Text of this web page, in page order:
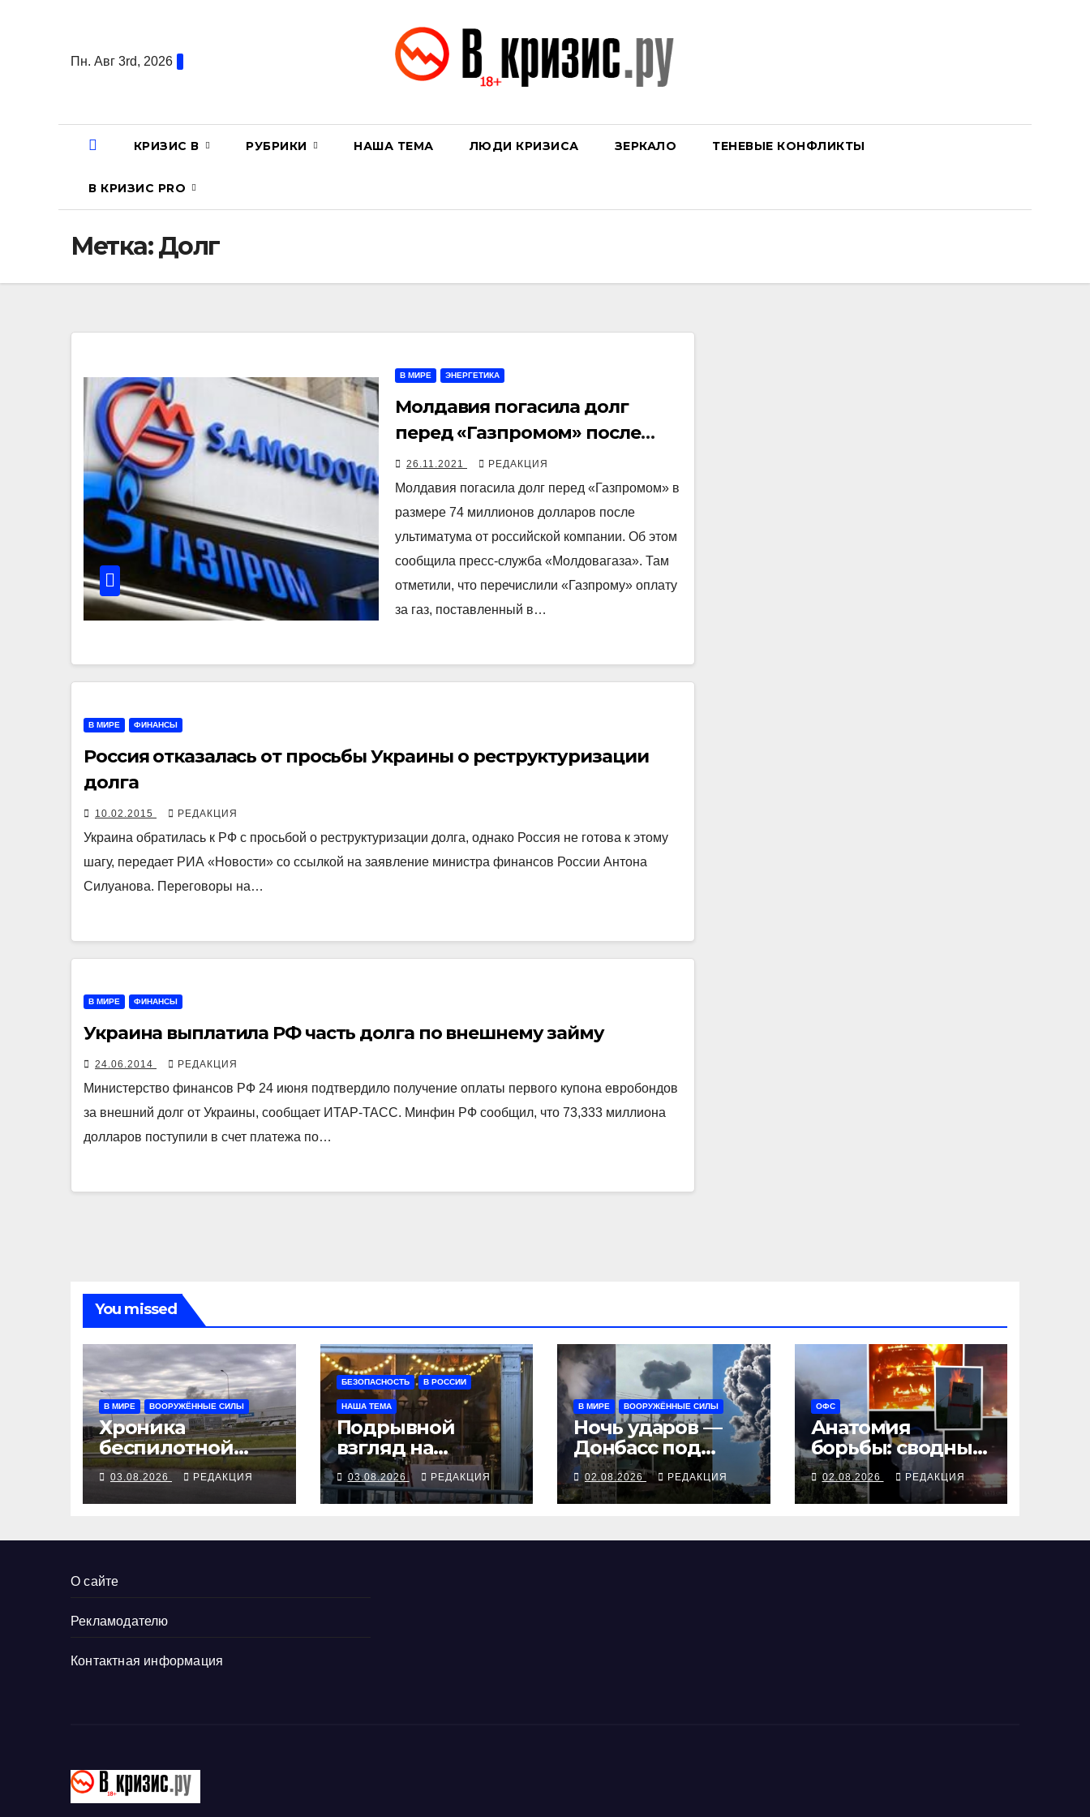
содержаниюПн. Авг 3rd, 2026
КРИЗИС В РУБРИКИ НАША ТЕМА ЛЮДИ КРИЗИСА ЗЕРКАЛО ТЕНЕВЫЕ КОНФЛИКТЫ
В КРИЗИС PRO
Метка:Долг
В МИРЕ ЭНЕРГЕТИКА
Молдавия погасила долг
перед «Газпромом» после
ультиматума от российской
компании
26.11.2021 РЕДАКЦИЯ
Молдавия погасила долг перед «Газпромом» в
размере 74 миллионов долларов после
ультиматума от российской компании. Об этом
сообщила пресс-служба «Молдовагаза». Там
отметили, что перечислили «Газпрому» оплату
за газ, поставленный в…
В МИРЕ ФИНАНСЫ
Россия отказалась от просьбы Украины о реструктуризации
долга
10.02.2015 РЕДАКЦИЯ
Украина обратилась к РФ с просьбой о реструктуризации долга, однако Россия не готова к этому
шагу, передает РИА «Новости» со ссылкой на заявление министра финансов России Антона
Силуанова. Переговоры на…
В МИРЕ ФИНАНСЫ
Украина выплатила РФ часть долга по внешнему займу
24.06.2014 РЕДАКЦИЯ
Министерство финансов РФ 24 июня подтвердило получение оплаты первого купона евробондов
за внешний долг от Украины, сообщает ИТАР-ТАСС. Минфин РФ сообщил, что 73,333 миллиона
долларов поступили в счет платежа по…
You missed
В МИРЕ ВООРУЖЁННЫЕ СИЛЫ
Хроника
беспилотной
войны: удары по
городам, жертвы
на пляже,
03.08.2026 РЕДАКЦИЯ
БЕЗОПАСНОСТЬ В РОССИИ
НАША ТЕМА
Подрывной
взгляд на
приключения
итальянцев в
России
03.08.2026 РЕДАКЦИЯ
В МИРЕ ВООРУЖЁННЫЕ СИЛЫ
Ночь ударов —
Донбасс под
огнём Россия в
пожарах
02.08.2026 РЕДАКЦИЯ
ОФС
Анатомия
борьбы: сводный
отчёт
Сопротивления
за июль 2026 года
02.08.2026 РЕДАКЦИЯ
О сайте
Рекламодателю
Контактная информация